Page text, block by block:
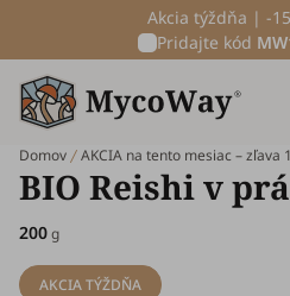
Akcia týždňa | -
Pridajte kód
Domov AKCIA na tento mesiac – zľava
BIO Reishi v
200g
AKCIA TÝŽDŇA